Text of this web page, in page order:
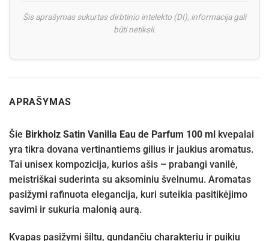
Šis aprašymas sukurtas dirbtinio intelekto (DI), informacija gali
būti netiksli.
APRAŠYMAS
Šie Birkholz Satin Vanilla Eau de Parfum 100 ml kvepalai
yra tikra dovana vertinantiems gilius ir jaukius aromatus.
Tai unisex kompozicija, kurios ašis – prabangi vanilė,
meistriškai suderinta su aksominiu švelnumu. Aromatas
pasižymi rafinuota elegancija, kuri suteikia pasitikėjimo
savimi ir sukuria malonią aurą.
Kvapas pasižymi šiltu, gundančiu charakteriu ir puikiu